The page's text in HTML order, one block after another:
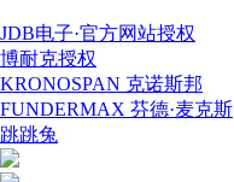
JDB电子·官方网站授权
博耐克授权
KRONOSPAN 克诺斯邦
FUNDERMAX 芬德·麦克斯
跳跳兔